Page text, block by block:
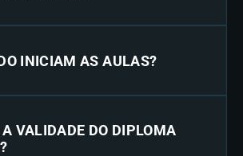
INICIAM AS AULAS?
VALIDADE DO DIPLOMA